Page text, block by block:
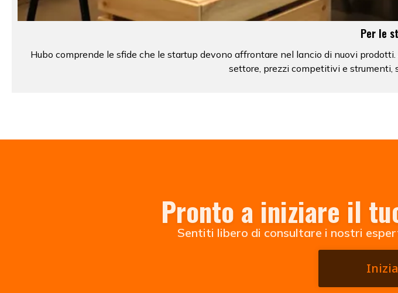
Per le
Hubo comprende le sfide che le startup devono affrontare nel lancio di nuovi
settore, prezzi competitivi e strumenti,
Pronto a iniziare il
Sentiti libero di consultare i nostri